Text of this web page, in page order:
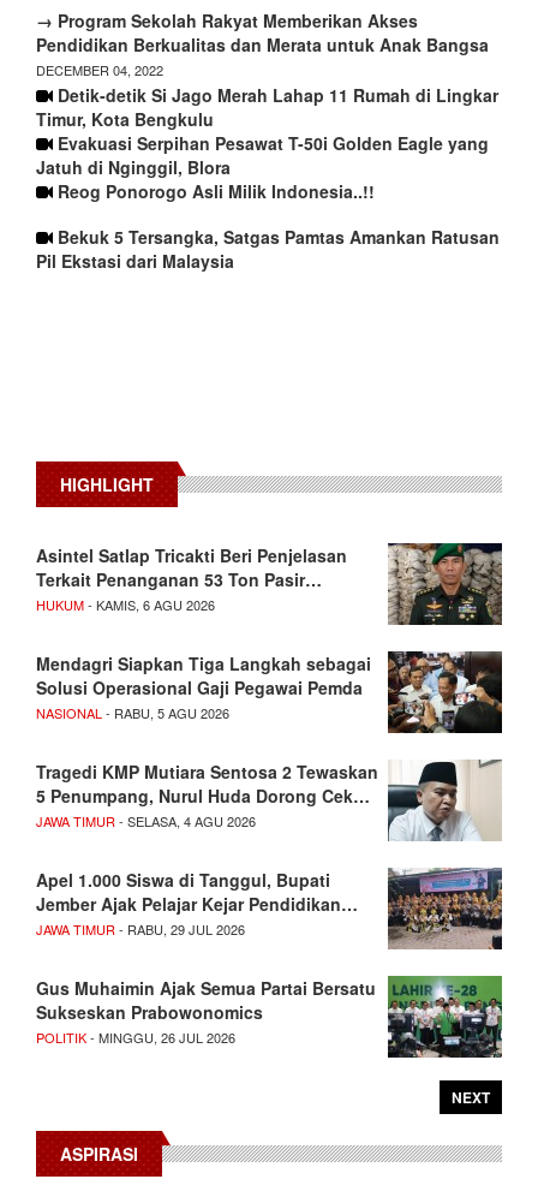
→ Program Sekolah Rakyat Memberikan Akses
Pendidikan Berkualitas dan Merata untuk Anak Bangsa
DECEMBER 04, 2022
Detik-detik Si Jago Merah Lahap 11 Rumah di Lingkar
Timur, Kota Bengkulu
Evakuasi Serpihan Pesawat T-50i Golden Eagle yang
Jatuh di Nginggil, Blora
Reog Ponorogo Asli Milik Indonesia..!!
Bekuk 5 Tersangka, Satgas Pamtas Amankan Ratusan
Pil Ekstasi dari Malaysia
HIGHLIGHT
Asintel Satlap Tricakti Beri Penjelasan
Terkait Penanganan 53 Ton Pasir…
HUKUM- KAMIS, 6 AGU 2026
Mendagri Siapkan Tiga Langkah sebagai
Solusi Operasional Gaji Pegawai Pemda
NASIONAL - RABU, 5 AGU 2026
Tragedi KMP Mutiara Sentosa 2 Tewaskan
5 Penumpang, Nurul Huda Dorong Cek…
JAWA TIMUR - SELASA, 4 AGU 2026
Apel 1.000 Siswa di Tanggul, Bupati
Jember Ajak Pelajar Kejar Pendidikan…
JAWA TIMUR - RABU, 29 JUL 2026
Gus Muhaimin Ajak Semua Partai Bersatu
Sukseskan Prabowonomics
POLITIK- MINGGU, 26 JUL 2026
NEXT
ASPIRASI